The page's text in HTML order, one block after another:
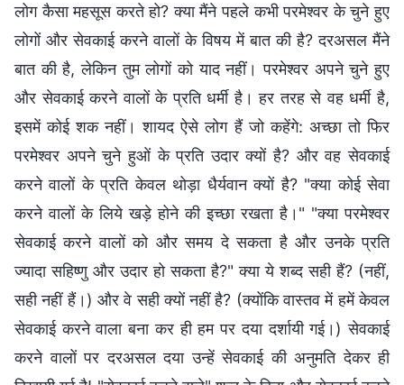
लोग कैसा महसूस करते हो? क्या मैंने पहले कभी परमेश्वर के चुने हुए
लोगों और सेवकाई करने वालों के विषय में बात की है? दरअसल मैंने
बात की है, लेकिन तुम लोगों को याद नहीं। परमेश्वर अपने चुने हुए
और सेवकाई करने वालों के प्रति धर्मी है। हर तरह से वह धर्मी है,
इसमें कोई शक नहीं। शायद ऐसे लोग हैं जो कहेंगे: अच्छा तो फिर
परमेश्वर अपने चुने हुओं के प्रति उदार क्यों है? और वह सेवकाई
करने वालों के प्रति केवल थोड़ा धैर्यवान क्यों है? "क्या कोई सेवा
करने वालों के लिये खड़े होने की इच्छा रखता है।" "क्या परमेश्वर
सेवकाई करने वालों को और समय दे सकता है और उनके प्रति
ज्यादा सहिष्णु और उदार हो सकता है?" क्या ये शब्द सही हैं? (नहीं,
सही नहीं हैं।) और वे सही क्यों नहीं है? (क्योंकि वास्तव में हमें केवल
सेवकाई करने वाला बना कर ही हम पर दया दर्शायी गई।) सेवकाई
करने वालों पर दरअसल दया उन्हें सेवकाई की अनुमति देकर ही